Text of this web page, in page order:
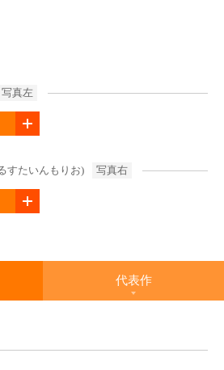
写真左
すたいんもりお) 写真右
代表作